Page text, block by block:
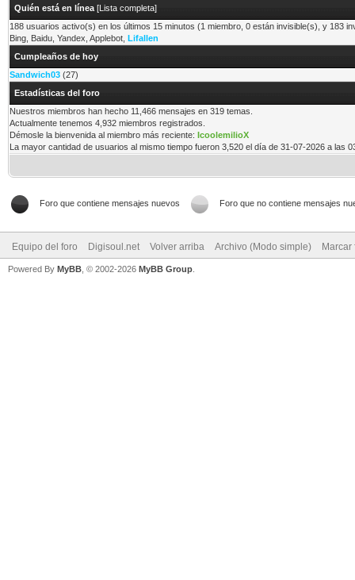
Quién está en línea [Lista completa]
188 usuarios activo(s) en los últimos 15 minutos (1 miembro, 0 están invisible(s), y 183
Bing, Baidu, Yandex, Applebot, Lifallen
Cumpleaños de hoy
Sandwich03 (27)
Estadísticas del foro
Nuestros miembros han hecho 11,466 mensajes en 319 temas.
Actualmente tenemos 4,932 miembros registrados.
Démosle la bienvenida al miembro más reciente: IcoolemilioX
La mayor cantidad de usuarios al mismo tiempo fueron 3,520 el día de 31-07-2026 a las
Foro que contiene mensajes nuevos Foro que no contiene mensajes
Equipo del foro Digisoul.net Volver arriba Archivo (Modo simple)
Powered By MyBB , © 2002-2026 MyBB Group